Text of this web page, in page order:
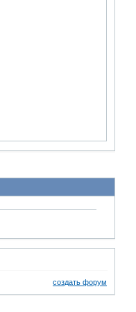
создать форум